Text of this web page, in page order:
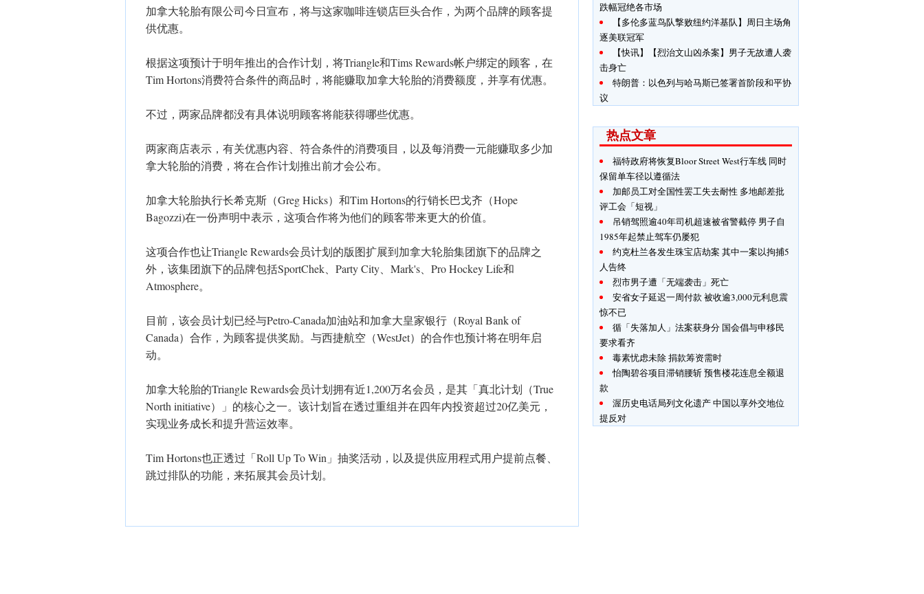
加拿大轮胎有限公司今日宣布，将与这家咖啡连锁店巨头合作，为两个品牌的顾客提
供优惠。
根据这项预计于明年推出的合作计划，将Triangle和Tims Rewards帐户绑定的顾客，在
Tim Hortons消费符合条件的商品时，将能赚取加拿大轮胎的消费额度，并享有优惠。
​不过，两家品牌都没有具体说明顾客将能获得哪些优惠。
两家商店表示，有关优惠内容、符合条件的消费项目，以及每消费一元能赚取多少加
拿大轮胎的消费，将在合作计划推出前才会公布。
​加拿大轮胎执行长希克斯（Greg Hicks）和Tim Hortons的行销长巴戈齐（Hope
Bagozzi)在一份声明中表示，这项合作将为他们的顾客带来更大的价值。
这项合作也让Triangle Rewards会员计划的版图扩展到加拿大轮胎集团旗下的品牌之
外，该集团旗下的品牌包括SportChek、Party City、Mark's、Pro Hockey Life和
Atmosphere。
目前，该会员计划已经与Petro-Canada加油站和加拿大皇家银行（Royal Bank of
Canada）合作，为顾客提供奖励。与西捷航空（WestJet）的合作也预计将在明年启
动。
加拿大轮胎的Triangle Rewards会员计划拥有近1,200万名会员，是其「真北计划（True
North initiative）」的核心之一。该计划旨在透过重组并在四年内投资超过20亿美元，
实现业务成长和提升营运效率。
Tim Hortons也正透过「Roll Up To Win」抽奖活动，以及提供应用程式用户提前点餐、
跳过排队的功能，来拓展其会员计划。
跌幅冠绝各市场
【多伦多蓝鸟队撃败纽约洋基队】周日主场角
逐美联冠军
【快讯】【烈治文山凶杀案】男子无故遭人袭
击身亡
特朗普：以色列与哈马斯已签署首阶段和平协
议
热点文章
福特政府将恢复Bloor Street West行车线 同时
保留单车径以遵循法
加邮员工对全国性罢工失去耐性 多地邮差批
评工会「短视」
吊销驾照逾40年司机超速被省警截停 男子自
1985年起禁止驾车仍屡犯
约克杜兰各发生珠宝店劫案 其中一案以拘捕5
人告终
烈市男子遭「无端袭击」死亡
安省女子延迟一周付款 被收逾3,000元利息震
惊不已
循「失落加人」法案获身分 国会倡与申移民
要求看齐
毒素忧虑未除 捐款筹资需时
怡陶碧谷项目滞销腰斩 预售楼花连息全额退
款
渥历史电话局列文化遗产 中国以享外交地位
提反对